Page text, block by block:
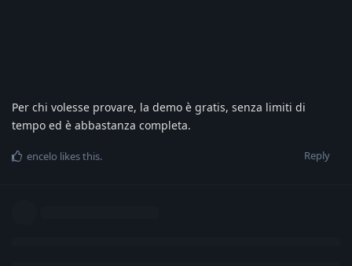
Per chi volesse provare, la demo è gratis, senza limiti di
tempo ed è abbastanza completa.
Reply
encelo likes this.